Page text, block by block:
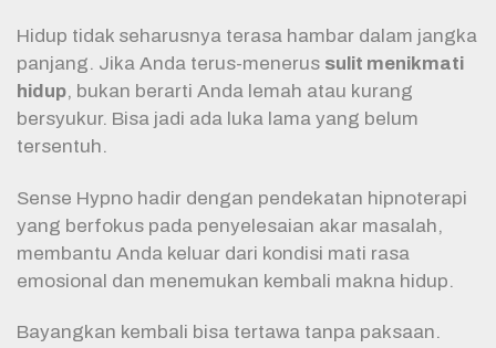
Hidup tidak seharusnya terasa hambar dalam jangka
panjang. Jika Anda terus-menerus sulit menikmati
hidup, bukan berarti Anda lemah atau kurang
bersyukur. Bisa jadi ada luka lama yang belum
tersentuh.
Sense Hypno hadir dengan pendekatan hipnoterapi
yang berfokus pada penyelesaian akar masalah,
membantu Anda keluar dari kondisi mati rasa
emosional dan menemukan kembali makna hidup.
Bayangkan kembali bisa tertawa tanpa paksaan.